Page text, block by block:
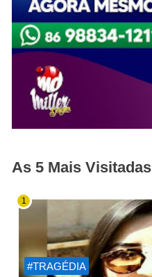
As 5 Mais Visitadas
#TRAGÉDIA